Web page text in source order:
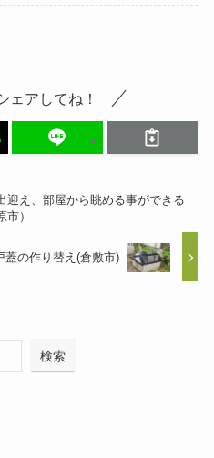
ェアしてね！
迎え、部屋から眺める事ができる
）
蓋の作り替え(倉敷市)
検索